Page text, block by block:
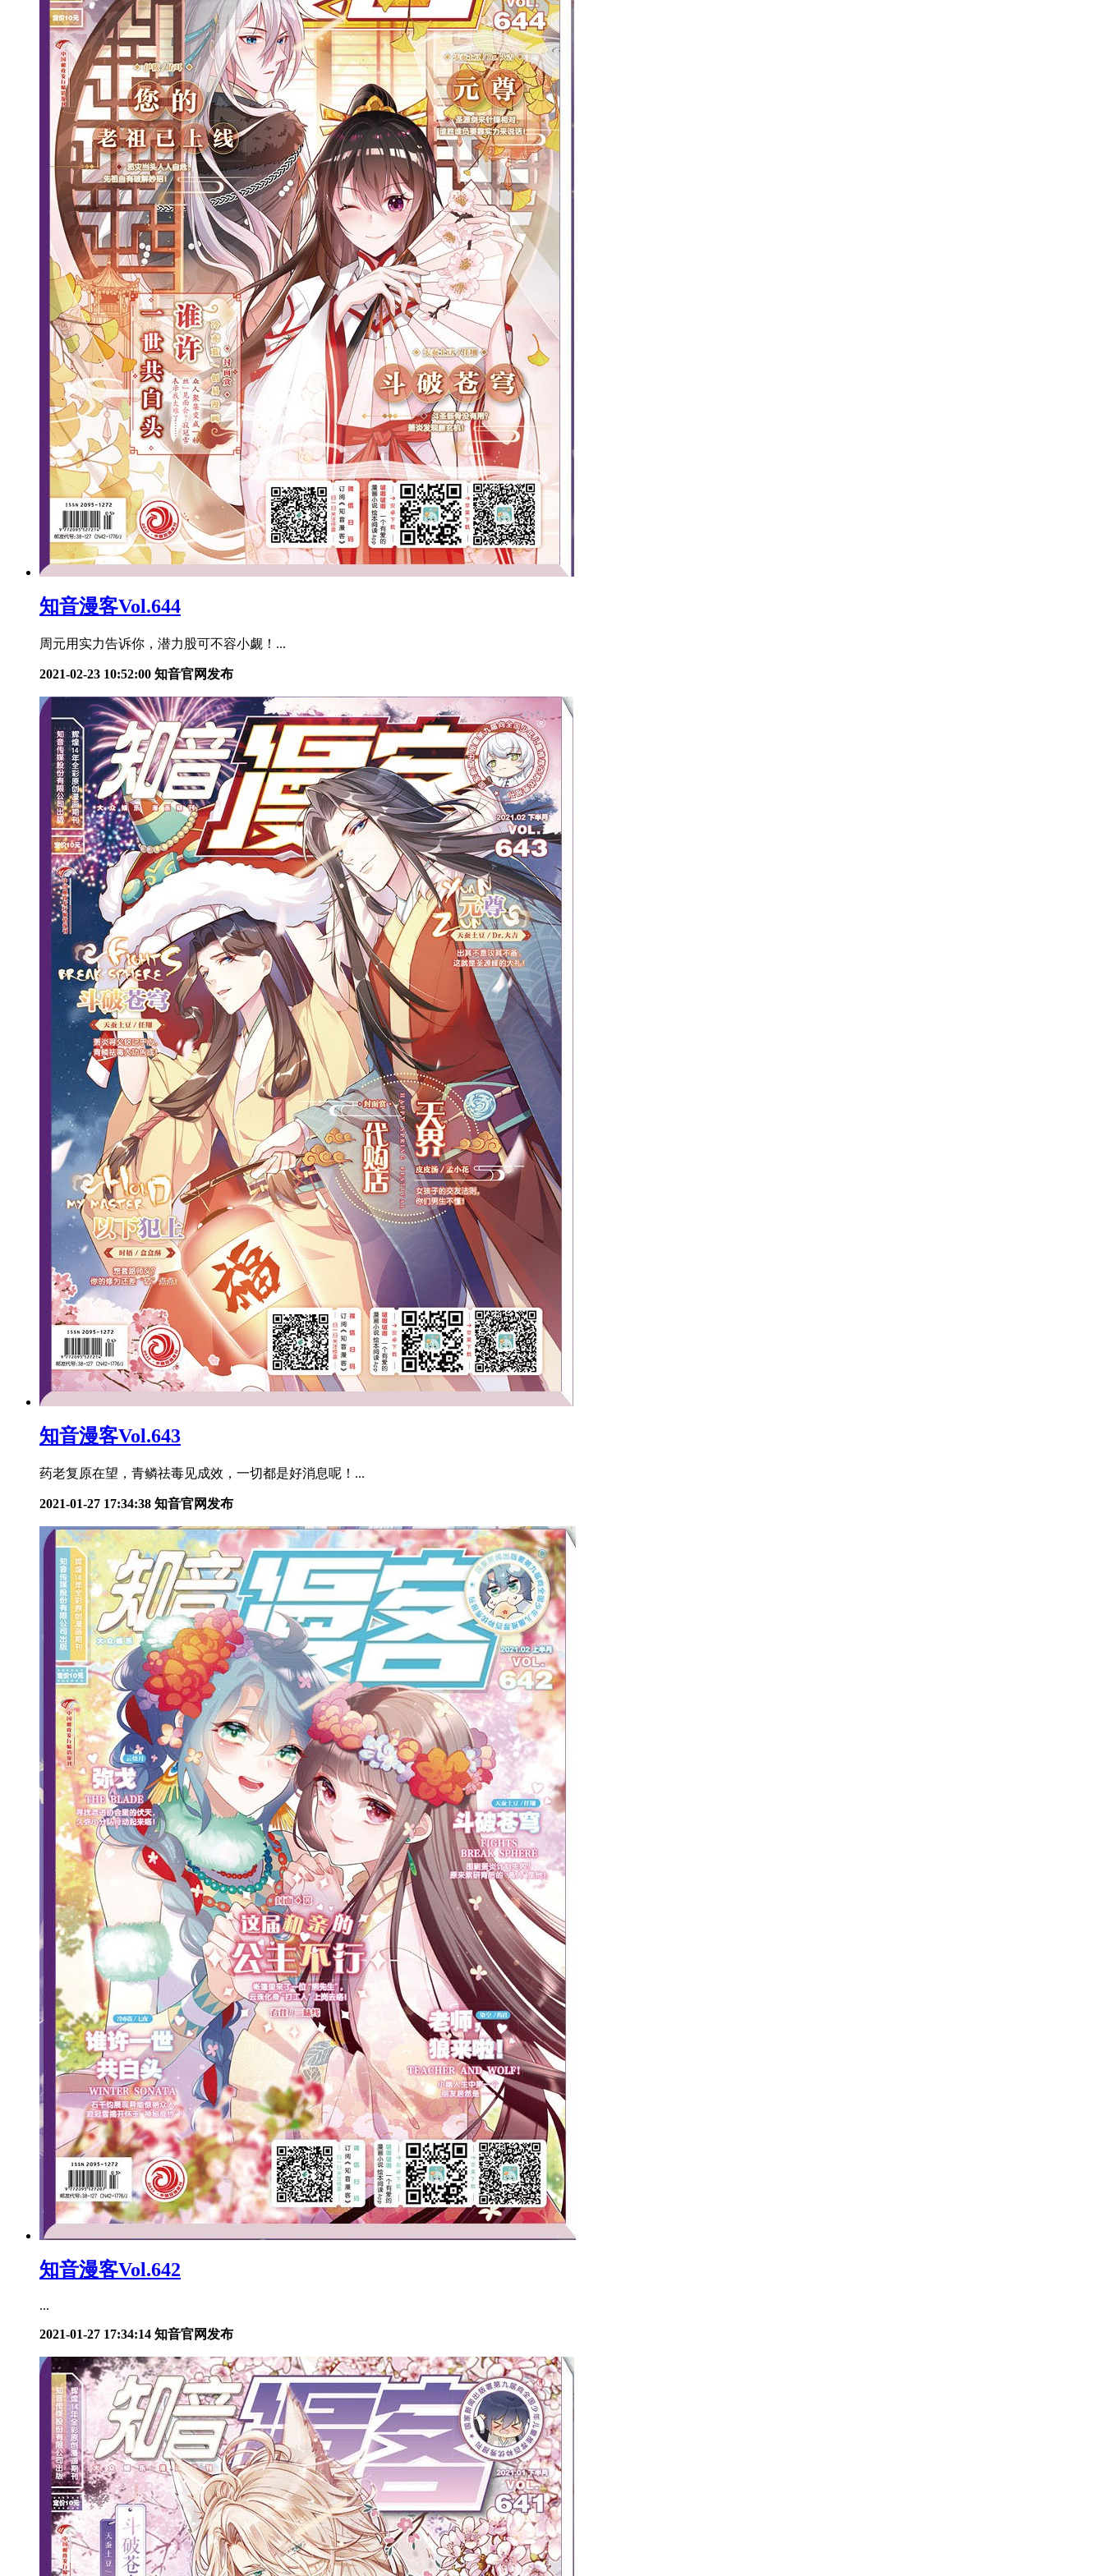
知音漫客Vol.644
周元用实力告诉你，潜力股可不容小觑！...
2021-02-23 10:52:00 知音官网发布
知音漫客Vol.643
药老复原在望，青鳞祛毒见成效，一切都是好消息呢！...
2021-01-27 17:34:38 知音官网发布
知音漫客Vol.642
...
2021-01-27 17:34:14 知音官网发布